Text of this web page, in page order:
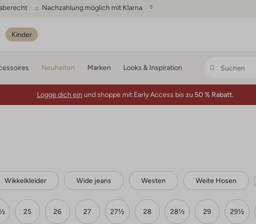
Nachzahlung möglich mit Klarna
Kinder
Neuheiten Marken Looks & Inspiration
Logge dich ein und shoppe mit Early Access bis zu 50 % Rabatt.
Wikkelkleider Wide jeans Westen Weite Hosen
25 26 27 27½ 28 28½ 29 29½